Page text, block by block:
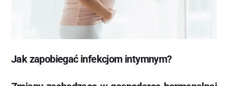
Jak zapobiegać infekcjom intymnym?